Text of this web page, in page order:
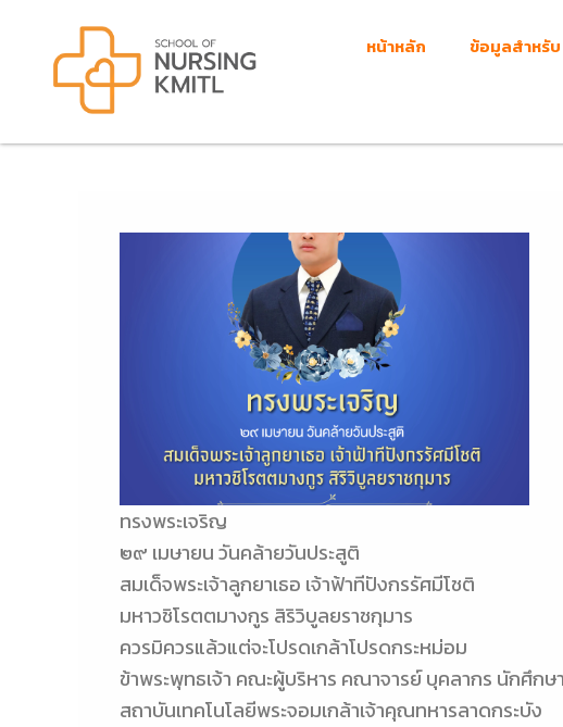
หน้าหลัก ข้อมูลสำหรับ
ทรงพระเจริญ
๒๙ เมษายน วันคล้ายวันประสูติ
สมเด็จพระเจ้าลูกยาเธอ เจ้าฟ้าทีปังกรรัศมีโชติ
มหาวชิโรตตมางกูร สิริวิบูลยราชกุมาร
ควรมิควรแล้วแต่จะโปรดเกล้าโปรดกระหม่อม
ข้าพระพุทธเจ้า คณะผู้บริหาร คณาจารย์ บุคลากร นักศึกษ
สถาบันเทคโนโลยีพระจอมเกล้าเจ้าคุณทหารลาดกระบัง